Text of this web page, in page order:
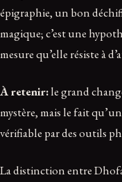
épigraphie, un bon
magique; c’est une
mesure qu’elle résiste à
À retenir:le grand
mystère, mais le fait
vérifiable par des outils
La distinction entre